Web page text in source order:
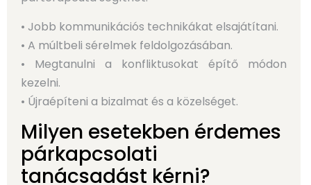
• Jobb kommunikációs technikákat elsajátítani.
• A múltbeli sérelmek feldolgozásában.
• Megtanulni a konfliktusokat építő módon
kezelni.
• Újraépíteni a bizalmat és a közelséget.
Milyen esetekben érdemes
párkapcsolati
tanácsadást kérni?